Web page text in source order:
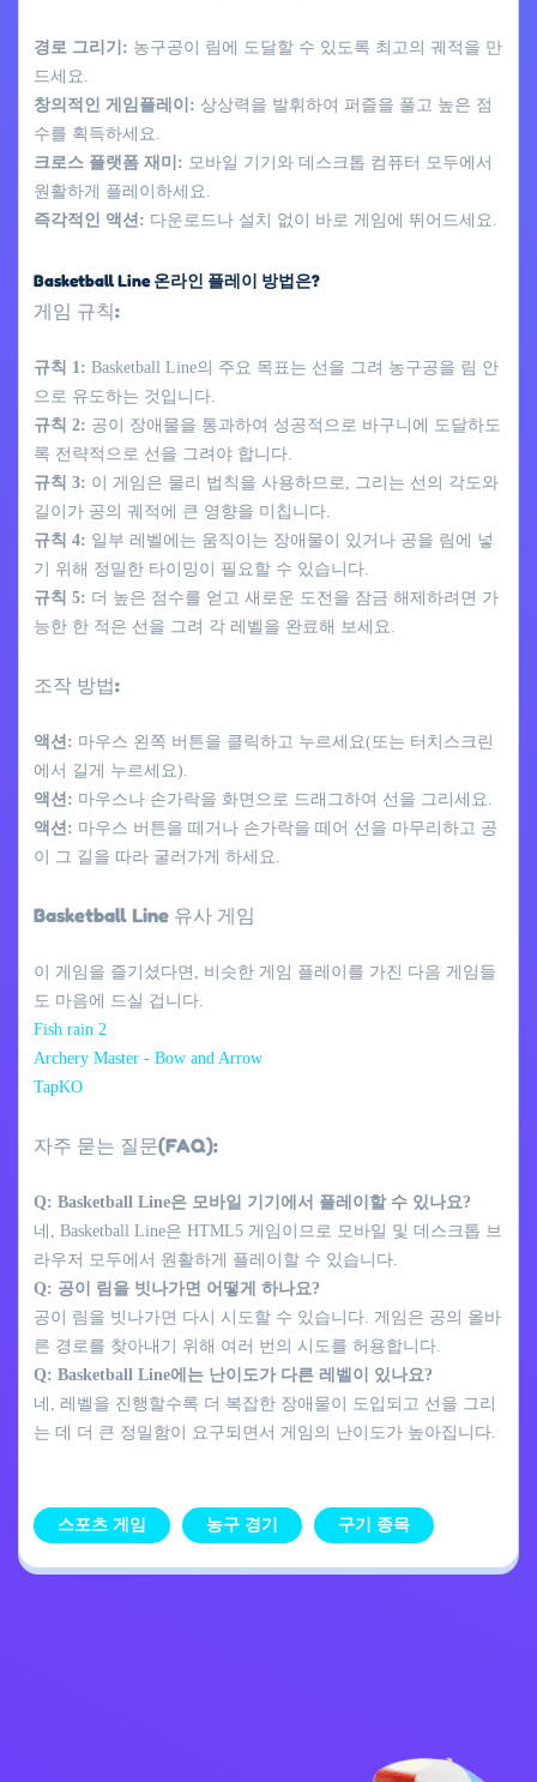
경로 그리기: 농구공이 림에 도달할 수 있도록 최고의 궤적을 만
드세요.
창의적인 게임플레이: 상상력을 발휘하여 퍼즐을 풀고 높은 점
수를 획득하세요.
크로스 플랫폼 재미: 모바일 기기와 데스크톱 컴퓨터 모두에서
원활하게 플레이하세요.
즉각적인 액션: 다운로드나 설치 없이 바로 게임에 뛰어드세요.
Basketball Line 온라인 플레이 방법은?
게임 규칙:
규칙 1: Basketball Line의 주요 목표는 선을 그려 농구공을 림 안
으로 유도하는 것입니다.
규칙 2: 공이 장애물을 통과하여 성공적으로 바구니에 도달하도
록 전략적으로 선을 그려야 합니다.
규칙 3: 이 게임은 물리 법칙을 사용하므로, 그리는 선의 각도와
길이가 공의 궤적에 큰 영향을 미칩니다.
규칙 4: 일부 레벨에는 움직이는 장애물이 있거나 공을 림에 넣
기 위해 정밀한 타이밍이 필요할 수 있습니다.
규칙 5: 더 높은 점수를 얻고 새로운 도전을 잠금 해제하려면 가
능한 한 적은 선을 그려 각 레벨을 완료해 보세요.
조작 방법:
액션: 마우스 왼쪽 버튼을 클릭하고 누르세요(또는 터치스크린
에서 길게 누르세요).
액션: 마우스나 손가락을 화면으로 드래그하여 선을 그리세요.
액션: 마우스 버튼을 떼거나 손가락을 떼어 선을 마무리하고 공
이 그 길을 따라 굴러가게 하세요.
Basketball Line 유사 게임
이 게임을 즐기셨다면, 비슷한 게임 플레이를 가진 다음 게임들
도 마음에 드실 겁니다.
Fish rain 2
Archery Master - Bow and Arrow
TapKO
자주 묻는 질문(FAQ):
Q: Basketball Line은 모바일 기기에서 플레이할 수 있나요?
네, Basketball Line은 HTML5 게임이므로 모바일 및 데스크톱 브
라우저 모두에서 원활하게 플레이할 수 있습니다.
Q: 공이 림을 빗나가면 어떻게 하나요?
공이 림을 빗나가면 다시 시도할 수 있습니다. 게임은 공의 올바
른 경로를 찾아내기 위해 여러 번의 시도를 허용합니다.
Q: Basketball Line에는 난이도가 다른 레벨이 있나요?
네, 레벨을 진행할수록 더 복잡한 장애물이 도입되고 선을 그리
는 데 더 큰 정밀함이 요구되면서 게임의 난이도가 높아집니다.
스포츠 게임 농구 경기 구기 종목